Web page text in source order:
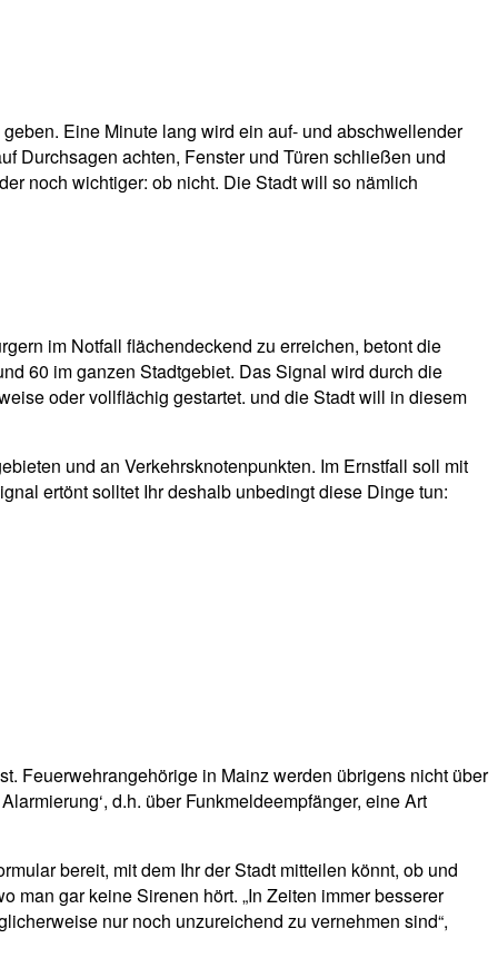
Eine Minute lang wird ein auf- und abschwellender
Durchsagen achten, Fenster und Türen schließen und
noch wichtiger: ob nicht. Die Stadt will so nämlich
im Notfall flächendeckend zu erreichen, betont die
60 im ganzen Stadtgebiet. Das Signal wird durch die
oder vollflächig gestartet. und die Stadt will in diesem
und an Verkehrsknotenpunkten. Im Ernstfall soll mit
ertönt solltet Ihr deshalb unbedingt diese Dinge tun:
Feuerwehrangehörige in Mainz werden übrigens nicht über
d.h. über Funkmeldeempfänger, eine Art
bereit, mit dem Ihr der Stadt mitteilen könnt, ob und
gar keine Sirenen hört. „In Zeiten immer besserer
nur noch unzureichend zu vernehmen sind“,